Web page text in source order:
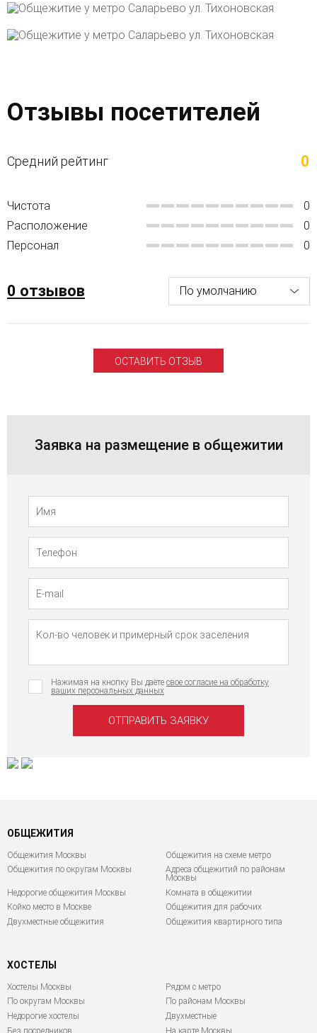
Отзывы посетителей
Средний рейтинг 0
Чистота
0
Расположение
0
Персонал
0
0 отзывов
ОСТАВИТЬ ОТЗЫВ
Заявка на размещение в общежитии
Нажимая на кнопку Вы даёте свое согласие на обработку
ваших персональных данных
ОБЩЕЖИТИЯ
Общежития Москвы
Общежития на схеме метро
Общежития по округам Москвы
Адреса общежитий по районам
Москвы
Недорогие общежития Москвы
Комната в общежитии
Койко место в Москве
Общежития для рабочих
Двухместные общежития
Общежития квартирного типа
ХОСТЕЛЫ
Хостелы Москвы
По округам Москвы
Недорогие хостелы
Без посредников
Рядом с метро
По районам Москвы
Двухместные
На карте Москвы